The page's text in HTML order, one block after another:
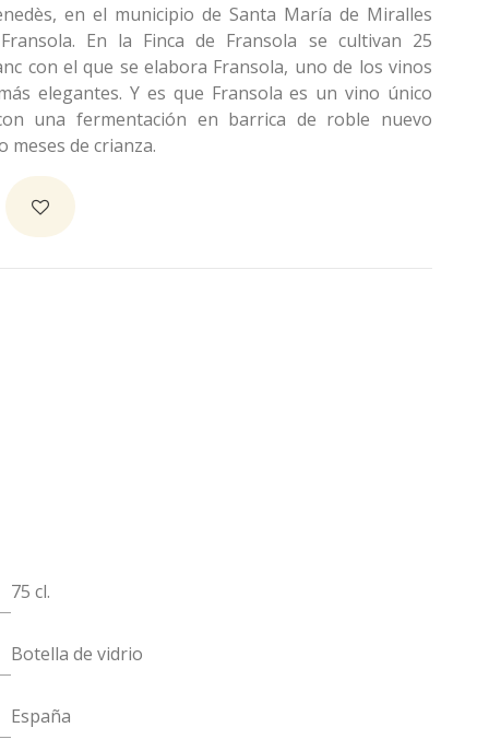
en el municipio de Santa María de Miralles
En la Finca de Fransola se cultivan 25
con el que se elabora Fransola, uno de los vinos
elegantes. Y es que Fransola es un vino único
una fermentación en barrica de roble nuevo
meses de crianza.
75 cl.
Botella de vidrio
España